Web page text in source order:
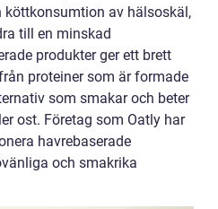
av hälsoskäl,
till en minskad
produkter ger ett brett
proteiner som är formade
som smakar och beter
ost. Företag som Oatly har
havrebaserade
och smakrika